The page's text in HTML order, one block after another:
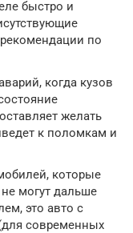
быстро и
по
когда кузов
желать
к поломкам и
которые
могут дальше
это авто с
современных